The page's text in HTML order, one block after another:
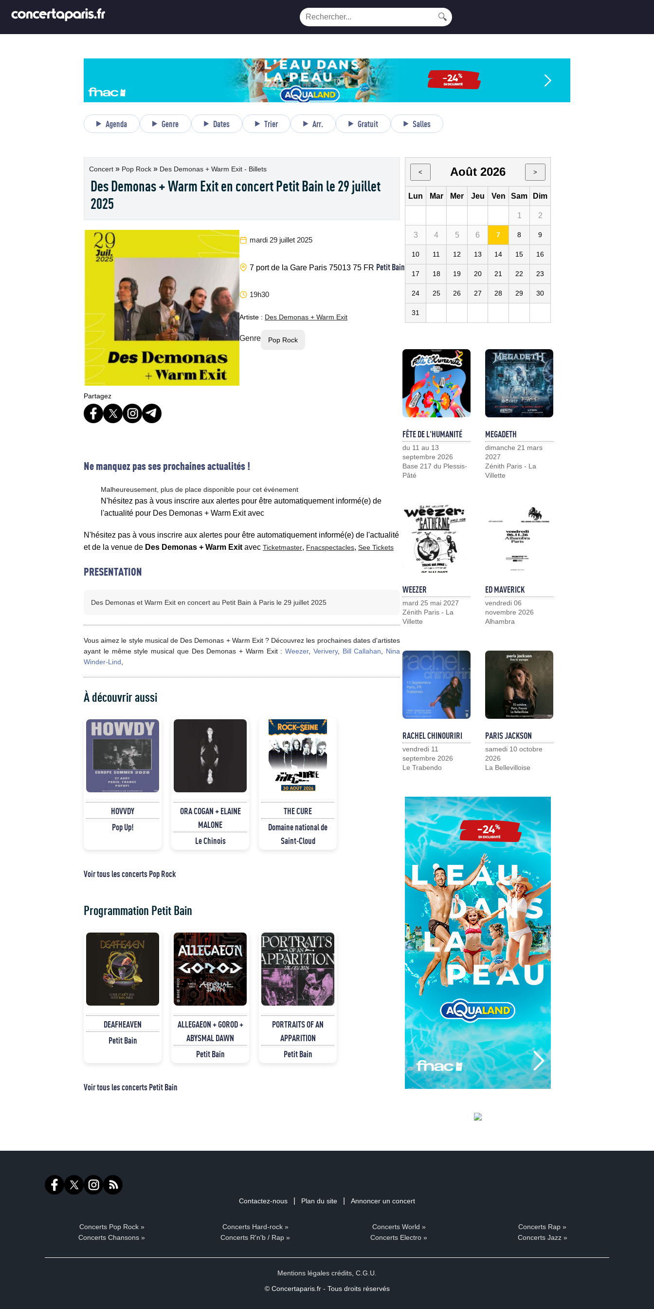
🔍
Agenda Genre Dates Trier Arr. Gratuit Salles
Concert » Pop Rock » Des Demonas + Warm Exit - Billets
Des Demonas + Warm Exit en concert Petit Bain le 29 juillet
2025
mardi 29 juillet 2025
7 port de la Gare Paris 75013 75 FR Petit Bain
19h30
Artiste : Des Demonas + Warm Exit
Genre Pop Rock
Partagez
Ne manquez pas ses prochaines actualités !
Malheureusement, plus de place disponible pour cet événement
N'hésitez pas à vous inscrire aux alertes pour être automatiquement informé(e) de
l'actualité pour Des Demonas + Warm Exit avec
N'hésitez pas à vous inscrire aux alertes pour être automatiquement informé(e) de l'actualité
et de la venue de Des Demonas + Warm Exit avec Ticketmaster, Fnacspectacles, See Tickets
PRESENTATION
Des Demonas et Warm Exit en concert au Petit Bain à Paris le 29 juillet 2025
Vous aimez le style musical de Des Demonas + Warm Exit ? Découvrez les prochaines dates d'artistes
ayant le même style musical que Des Demonas + Warm Exit : Weezer, Verivery, Bill Callahan
Nina
Winder-Lind
À découvrir aussi
HOVVDY
Pop Up!
ORA COGAN + ELAINE
MALONE
Le Chinois
THE CURE
Domaine national de
Saint-Cloud
Voir tous les concerts Pop Rock
Programmation Petit Bain
DEAFHEAVEN
Petit Bain
ALLEGAEON + GOROD +
ABYSMAL DAWN
Petit Bain
PORTRAITS OF AN
APPARITION
Petit Bain
Voir tous les concerts Petit Bain
< Août 2026 >
Lun Mar Mer Jeu Ven Sam Dim
1 2
3 4 5 6 7 8 9
10 11 12 13 14 15 16
17 18 19 20 21 22 23
24 25 26 27 28 29 30
31
FÊTE DE L'HUMANITÉ
du 11 au 13
septembre 2026
Base 217 du Plessis-
Pâté
MEGADETH
dimanche 21 mars
2027
Zénith Paris - La
Villette
WEEZER
mard 25 mai 2027
Zénith Paris - La
Villette
ED MAVERICK
vendredi 06
novembre 2026
Alhambra
RACHEL CHINOURIRI
vendredi 11
septembre 2026
Le Trabendo
PARIS JACKSON
samedi 10 octobre
2026
La Bellevilloise
Contactez-nous Plan du site Annoncer un concert
Concerts Pop Rock »
Concerts Chansons »
Concerts Hard-rock »
Concerts R'n'b / Rap »
Concerts World »
Concerts Electro »
Concerts Rap »
Concerts Jazz »
Mentions légales crédits C.G.U.
© Concertaparis.fr - Tous droits réservés